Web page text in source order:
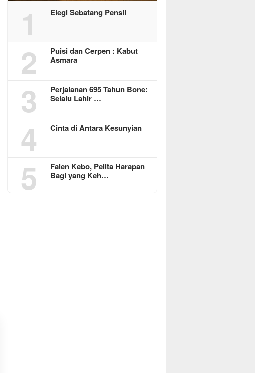
1 Elegi Sebatang Pensil
2
Puisi dan Cerpen : Kabut
Asmara
3
Perjalanan 695 Tahun Bone:
Selalu Lahir …
4 Cinta di Antara Kesunyian
5
Falen Kebo, Pelita Harapan
Bagi yang Keh…